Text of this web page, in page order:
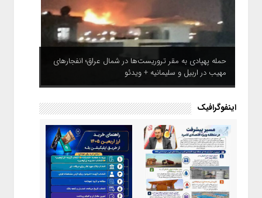
حمله پهپادی به مقر تروریست‌ها در شمال عراق؛ انفجارهای
مهیب در اربیل و سلیمانیه + ویدئو
اینفوگرافیک